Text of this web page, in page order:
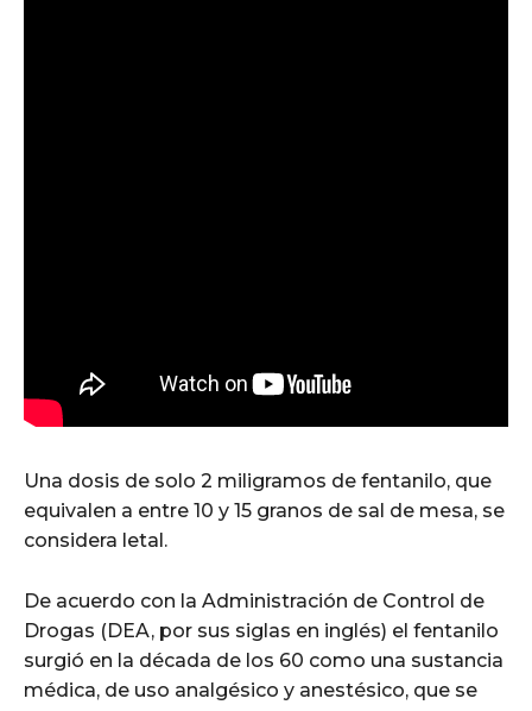
Una dosis de solo 2 miligramos de fentanilo, que
equivalen a entre 10 y 15 granos de sal de mesa, se
considera letal.
De acuerdo con la Administración de Control de
Drogas (DEA, por sus siglas en inglés) el fentanilo
surgió en la década de los 60 como una sustancia
médica, de uso analgésico y anestésico, que se